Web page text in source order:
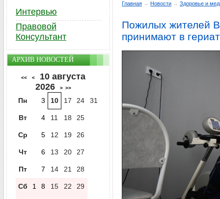
Главная → Новости → Здоровье и
Пожилых жителей
принимают в
Интервью
Правовой
Консультант
АРХИВ НОВОСТЕЙ
<< <
10 августа
2026
> >>
Пн 3 10 17 24 31
Вт 4 11 18 25
Ср 5 12 19 26
Чт 6 13 20 27
Пт 7 14 21 28
Сб 1 8 15 22 29